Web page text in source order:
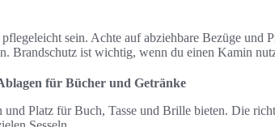
sein. Achte auf abziehbare Bezüge und
Brandschutz ist wichtig, wenn du einen Kamin
für Bücher und Getränke
und Platz für Buch, Tasse und Brille bieten. Die